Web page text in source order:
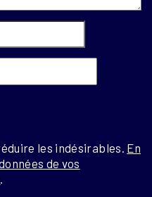
les indésirables. En
de vos